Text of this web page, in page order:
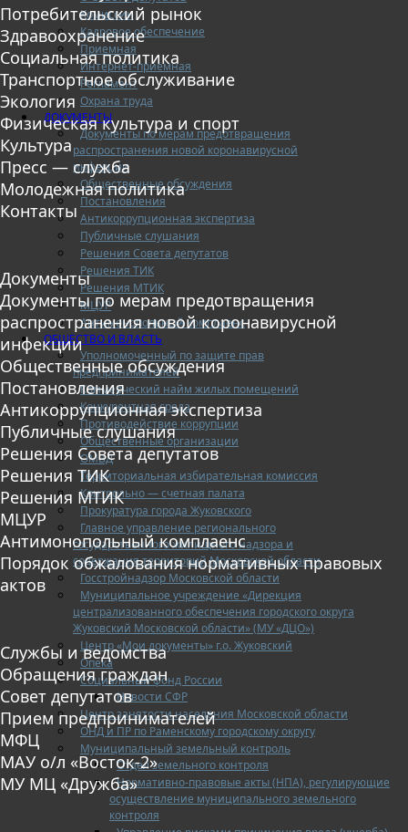
Комиссии
Кадровое обеспечение
Приемная
Интернет-приемная
Регламент
Охрана труда
ДОКУМЕНТЫ
Документы по мерам предотвращения
распространения новой коронавирусной
инфекции
Общественные обсуждения
Постановления
Антикоррупционная экспертиза
Публичные слушания
Решения Совета депутатов
Решения ТИК
Решения МТИК
МЦУР
Антимонопольный комплаенс
ОБЩЕСТВО И ВЛАСТЬ
Уполномоченный по защите прав
предпринимателей
Коммерческий найм жилых помещений
Конкурентная среда
Противодействие коррупции
Общественные организации
ОМВД
Территориальная избирательная комиссия
Контрольно — счетная палата
Прокуратура города Жуковского
Главное управление регионального
государственного жилищного надзора и
содержания территорий Московской области
Госстройнадзор Московской области
Муниципальное учреждение «Дирекция
централизованного обеспечения городского округа
Жуковский Московской области» (МУ «ДЦО»)
Центр «Мои документы» г.о. Жуковский
Опека
Социальный фонд России
Новости СФР
Центр занятости населения Московской области
ОНД и ПР по Раменскому городскому округу
Муниципальный земельный контроль
Отдел земельного контроля
Нормативно-правовые акты (НПА), регулирующие
осуществление муниципального земельного
контроля
Потребительский рынок
Здравоохранение
Социальная политика
Транспортное обслуживание
Экология
Физическая культура и спорт
Культура
Пресс — служба
Молодежная политика
Контакты
Документы
Документы по мерам предотвращения
распространения новой коронавирусной
инфекции
Общественные обсуждения
Постановления
Антикоррупционная экспертиза
Публичные слушания
Решения Совета депутатов
Решения ТИК
Решения МТИК
МЦУР
Антимонопольный комплаенс
Порядок обжалования нормативных правовых
актов
Службы и ведомства
Обращения граждан
Совет депутатов
Прием предпринимателей
МФЦ
МАУ о/л «Восток-2»
МУ МЦ «Дружба»